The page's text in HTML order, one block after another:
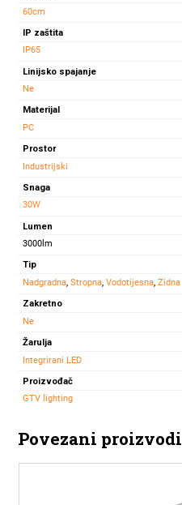
60cm
IP zaštita
IP65
Linijsko spajanje
Ne
Materijal
PC
Prostor
Industrijski
Snaga
30W
Lumen
3000lm
Tip
Nadgradna, Stropna, Vodotijesna, Zidna
Zakretno
Ne
Žarulja
Integrirani LED
Proizvođač
GTV lighting
Povezani proizvodi